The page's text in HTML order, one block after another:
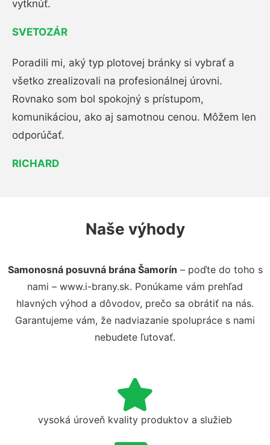
vytknúť.
SVETOZÁR
Poradili mi, aký typ plotovej bránky si vybrať a
všetko zrealizovali na profesionálnej úrovni.
Rovnako som bol spokojný s prístupom,
komunikáciou, ako aj samotnou cenou. Môžem len
odporúčať.
RICHARD
Naše výhody
Samonosná posuvná brána Šamorín – poďte do toho s
nami – www.i-brany.sk. Ponúkame vám prehľad
hlavných výhod a dôvodov, prečo sa obrátiť na nás.
Garantujeme vám, že nadviazanie spolupráce s nami
nebudete ľutovať.
vysoká úroveň kvality produktov a služieb